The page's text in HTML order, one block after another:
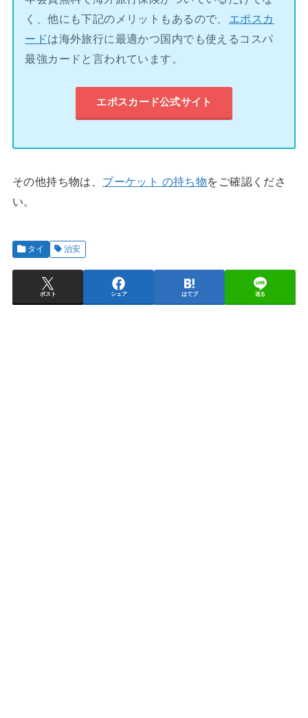
く、他にも下記のメリットもあるので、
エポスカ
ードは海外旅行に最適かつ国内でも使えるコスパ
最強カードと言われています。
エポスカード公式サイト
その他持ち物は、 プーケット の持ち物をご確認くださ
い。
タイ 治安
ポスト シェア はてブ 送る